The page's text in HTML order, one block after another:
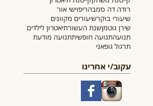
רודה דה סמבהריפוישי אור
שיעורי בוקרשיעורים מקוונים
שירן גוטמןשנת העשורתיאטרון לילדים
תנועהתנועה חופשיתתנועה מודעת
תרגול גופאני
עקוב/י אחרינו